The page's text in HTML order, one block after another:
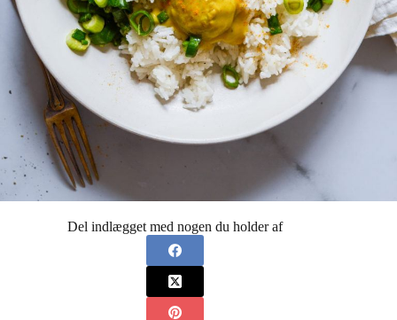
Del indlægget med nogen du holder af